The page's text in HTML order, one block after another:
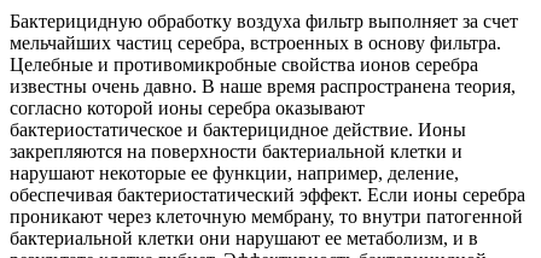
Бактерицидную обработку воздуха фильтр выполняет за счет
мельчайших частиц серебра, встроенных в основу фильтра.
Целебные и противомикробные свойства ионов серебра
известны очень давно. В наше время распространена теория,
согласно которой ионы серебра оказывают
бактериостатическое и бактерицидное действие. Ионы
закрепляются на поверхности бактериальной клетки и
нарушают некоторые ее функции, например, деление,
обеспечивая бактериостатический эффект. Если ионы серебра
проникают через клеточную мембрану, то внутри патогенной
бактериальной клетки они нарушают ее метаболизм, и в